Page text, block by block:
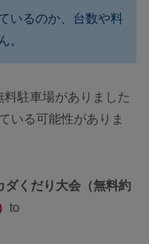
いるのか、台数や料
。
駐車場がありました
いる可能性がありま
ダくだり大会（無料約
to